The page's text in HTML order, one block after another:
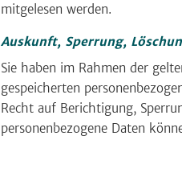
mitgelesen werden.
Auskunft, Sperrung,
Sie haben im Rahmen der
gespeicherten
Recht auf Berichtigung,
personenbezogene Daten